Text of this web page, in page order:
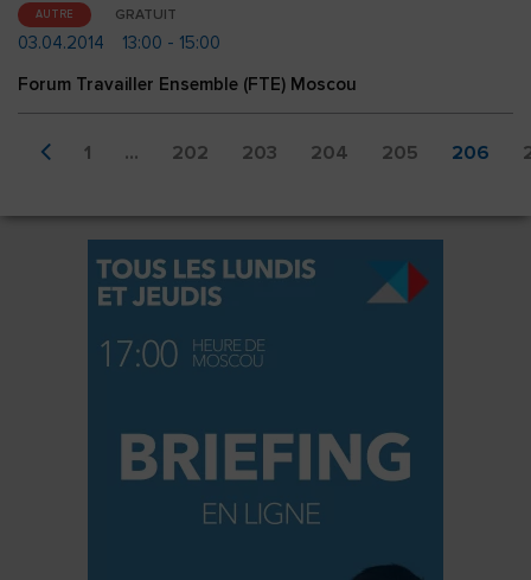
AUTRE GRATUIT
03.04.2014
13:00 - 15:00
Forum Travailler Ensemble (FTE) Moscou
1 ... 202 203 204 205 206